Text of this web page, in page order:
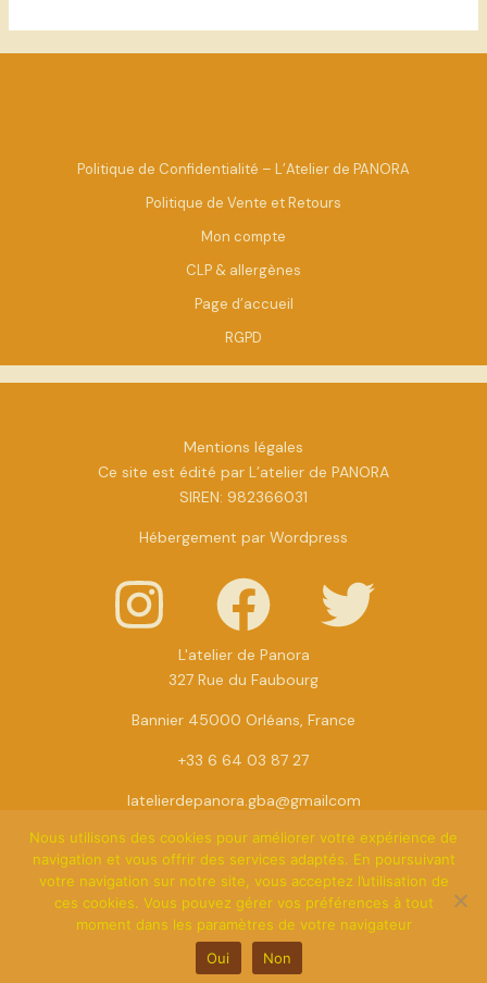
Politique de Confidentialité – L’Atelier de PANORA
Politique de Vente et Retours
Mon compte
CLP & allergènes
Page d’accueil
RGPD
Mentions légales
Ce site est édité par L’atelier de PANORA
SIREN: 982366031
Hébergement par Wordpress
L'atelier de Panora
327 Rue du Faubourg
Bannier 45000 Orléans, France
+33 6 64 03 87 27
latelierdepanora.gba@gmailcom
© 2026 L'atelier de Panora. parFabriceGonzalez-
Culebras
Nous utilisons des cookies pour améliorer votre expérience de
navigation et vous offrir des services adaptés. En poursuivant
votre navigation sur notre site, vous acceptez l’utilisation de
ces cookies. Vous pouvez gérer vos préférences à tout
moment dans les paramètres de votre navigateur
Oui
Non